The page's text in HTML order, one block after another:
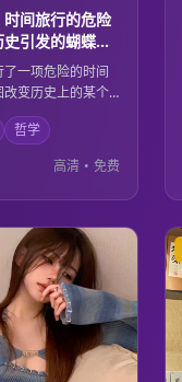
间旅行的危险
引发的蝴蝶效
一项危险的时间
变历史上的某个
他们的行为引发
效应，整个世界
生了改变。面对这
须思考科学探索
任。
哲学
高清 • 免费